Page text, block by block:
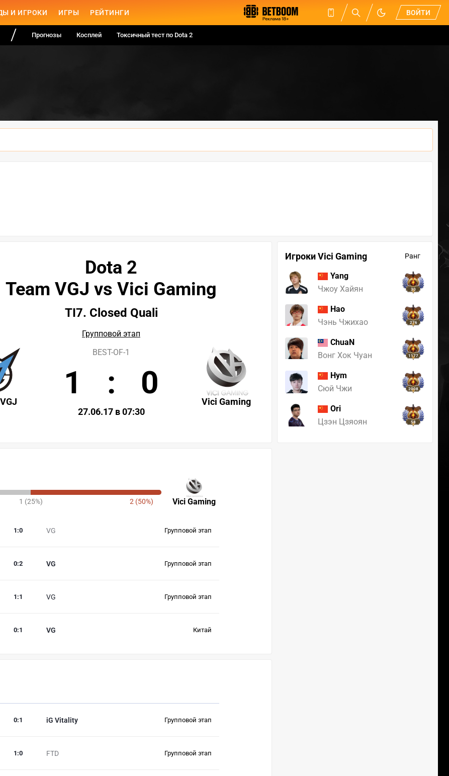
И ИГРОКИ ИГРЫ РЕЙТИНГИ ВОЙТИ
Прогнозы Косплей Токсичный тест по Dota 2
Игроки Vici Gaming Ранг
Yang
Чжоу Хайян
30
Hao
Чэнь Чжихао
276
ChuaN
Вонг Хок Чуан
1177
Hym
Сюй Чжи
2008
Ori
Цзэн Цзяоян
58
Dota 2
Team VGJ vs Vici Gaming
TI7. Closed Quali
Групповой этап
Vici Gaming
BEST-OF-1
1 : 0
27.06.17 в 07:30
Vici Gaming
1 (25%) 2 (50%)
VG
1 :0 Групповой этап
VG
0:2 Групповой этап
VG
1 :1 Групповой этап
VG
0:1 Китай
iG Vitality
0:1 Групповой этап
FTD
1 :0 Групповой этап